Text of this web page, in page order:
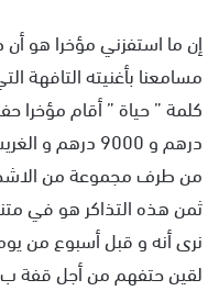
مسامعنا بأغنيته التافهة
درهم و 9000
من طرف مجموعة من
ثمن هذه التذاكر هو في
نرى أنه و قبل أسبوع من
لقين حتفهم من أجل قفة ب 150 درهم ” ما عندي ما نقول “.